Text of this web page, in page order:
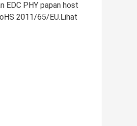
EDC PHY papan host
2011/65/EU.Lihat